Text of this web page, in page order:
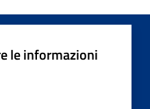
le informazioni